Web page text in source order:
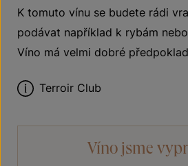
K tomuto vínu se budete rádi
podávat například k rybám
Víno má velmi dobré
Terroir Club
Víno jsme